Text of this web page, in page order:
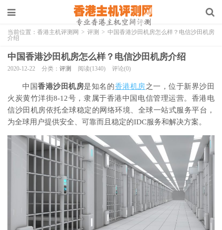
当前位置： 香港主机评测网 > 评测 > 中国香港沙田机房怎么样？电信沙田机房
介绍
中国香港沙田机房怎么样？电信沙田机房介绍
2020-12-22 分类： 评测 阅读(1340) 评论(0)
中国香港沙田机房是知名的香港机房之一，位于新界沙田
火炭黄竹洋街8-12号，隶属于香港中国电信管理运营。香港电
信沙田机房依托全球稳定的网络环境、全球一站式服务平台，
为全球用户提供安全、可靠而且稳定的IDC服务和解决方案。